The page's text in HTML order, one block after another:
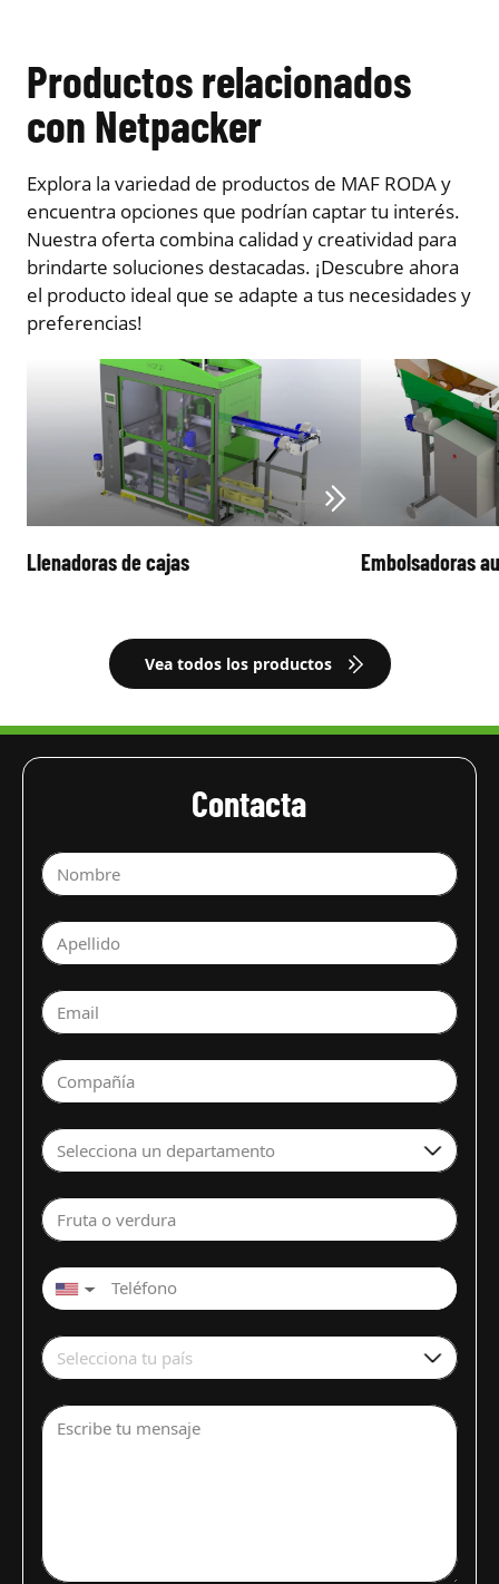
Productos relacionados
con Netpacker
Explora la variedad de productos de MAF RODA y
encuentra opciones que podrían captar tu interés.
Nuestra oferta combina calidad y creatividad para
brindarte soluciones destacadas. ¡Descubre ahora
el producto ideal que se adapte a tus necesidades y
preferencias!
Llenadoras de cajas Embolsadoras
Vea todos los productos
Contacta
Nombre
Apellido
Email
Compañía
Selecciona un departamento
Fruta o verdura
▼
Selecciona tu país
Escribe tu mensaje